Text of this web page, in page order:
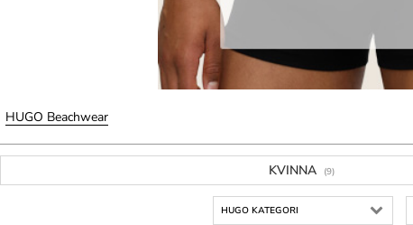
HUGO Beachwear
KVINNA (9)
HUGO KATEGORI